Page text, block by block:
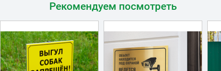
Рекомендуем посмотреть